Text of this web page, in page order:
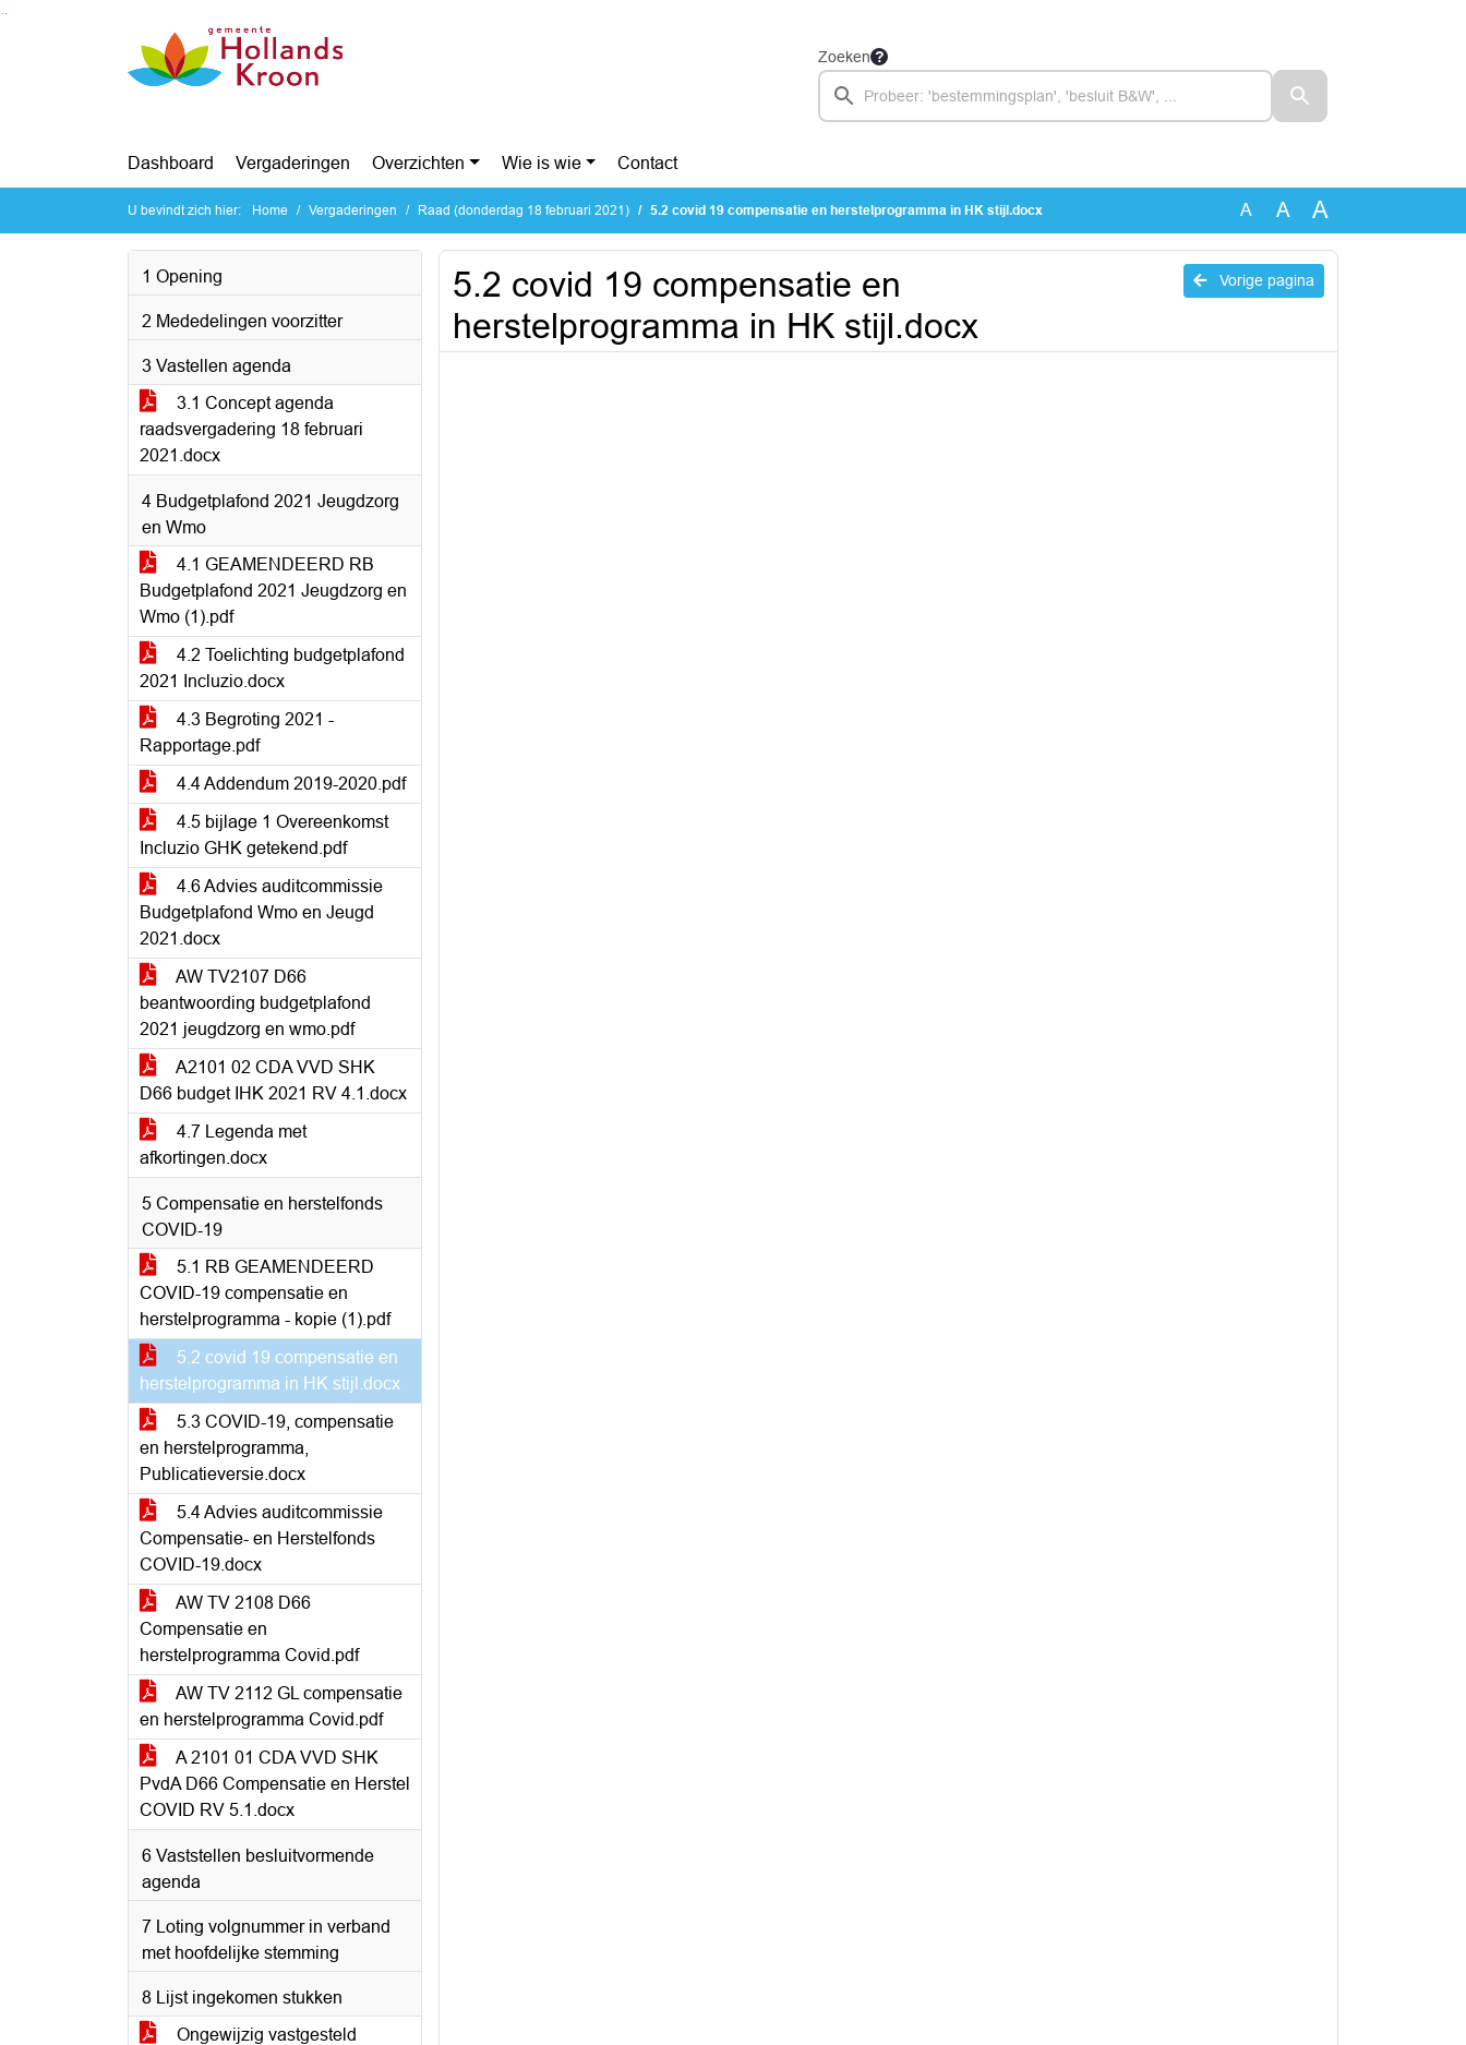
Ga naar de inhoud van deze pagina
Zoeken
Dashboard Vergaderingen Overzichten Wie is wie Contact
U bevindt zich hier: Home Vergaderingen Raad (donderdag 18 februari 2021) 5.2 covid 19 compensatie en herstelprogramma in HK stijl.docx A A A
1 Opening
2 Mededelingen voorzitter
3 Vastellen agenda
3.1 Concept agenda
raadsvergadering 18 februari
2021.docx
4 Budgetplafond 2021 Jeugdzorg
en Wmo
4.1 GEAMENDEERD RB
Budgetplafond 2021 Jeugdzorg en
Wmo (1).pdf
4.2 Toelichting budgetplafond
2021 Incluzio.docx
4.3 Begroting 2021 -
Rapportage.pdf
4.4 Addendum 2019-2020.pdf
4.5 bijlage 1 Overeenkomst
Incluzio GHK getekend.pdf
4.6 Advies auditcommissie
Budgetplafond Wmo en Jeugd
2021.docx
AW TV2107 D66
beantwoording budgetplafond
2021 jeugdzorg en wmo.pdf
A2101 02 CDA VVD SHK
D66 budget IHK 2021 RV 4.1.docx
4.7 Legenda met
afkortingen.docx
5 Compensatie en herstelfonds
COVID-19
5.1 RB GEAMENDEERD
COVID-19 compensatie en
herstelprogramma - kopie (1).pdf
5.2 covid 19 compensatie en
herstelprogramma in HK stijl.docx
5.3 COVID-19, compensatie
en herstelprogramma,
Publicatieversie.docx
5.4 Advies auditcommissie
Compensatie- en Herstelfonds
COVID-19.docx
AW TV 2108 D66
Compensatie en
herstelprogramma Covid.pdf
AW TV 2112 GL compensatie
en herstelprogramma Covid.pdf
A 2101 01 CDA VVD SHK
PvdA D66 Compensatie en Herstel
COVID RV 5.1.docx
6 Vaststellen besluitvormende
agenda
7 Loting volgnummer in verband
met hoofdelijke stemming
8 Lijst ingekomen stukken
Ongewijzig vastgesteld
Vorige pagina
5.2 covid 19 compensatie en
herstelprogramma in HK stijl.docx